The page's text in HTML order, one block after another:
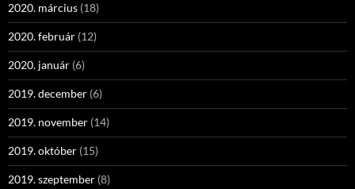
2020. március (18)
2020. február (12)
2020. január (6)
2019. december (6)
2019. november (14)
2019. október (15)
2019. szeptember (8)